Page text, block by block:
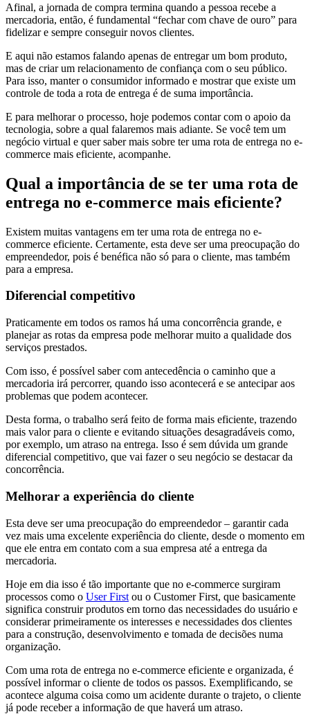
Afinal, a jornada de compra termina quando a pessoa recebe a
mercadoria, então, é fundamental “fechar com chave de ouro” para
fidelizar e sempre conseguir novos clientes.
E aqui não estamos falando apenas de entregar um bom produto,
mas de criar um relacionamento de confiança com o seu público.
Para isso, manter o consumidor informado e mostrar que existe um
controle de toda a rota de entrega é de suma importância.
E para melhorar o processo, hoje podemos contar com o apoio da
tecnologia, sobre a qual falaremos mais adiante. Se você tem um
negócio virtual e quer saber mais sobre ter uma rota de entrega no e-
commerce mais eficiente, acompanhe.
Qual a importância de se ter uma rota de
entrega no e-commerce mais eficiente?
Existem muitas vantagens em ter uma rota de entrega no e-
commerce eficiente. Certamente, esta deve ser uma preocupação do
empreendedor, pois é benéfica não só para o cliente, mas também
para a empresa.
Diferencial competitivo
Praticamente em todos os ramos há uma concorrência grande, e
planejar as rotas da empresa pode melhorar muito a qualidade dos
serviços prestados.
Com isso, é possível saber com antecedência o caminho que a
mercadoria irá percorrer, quando isso acontecerá e se antecipar aos
problemas que podem acontecer.
Desta forma, o trabalho será feito de forma mais eficiente, trazendo
mais valor para o cliente e evitando situações desagradáveis como,
por exemplo, um atraso na entrega. Isso é sem dúvida um grande
diferencial competitivo, que vai fazer o seu negócio se destacar da
concorrência.
Melhorar a experiência do cliente
Esta deve ser uma preocupação do empreendedor – garantir cada
vez mais uma excelente experiência do cliente, desde o momento em
que ele entra em contato com a sua empresa até a entrega da
mercadoria.
Hoje em dia isso é tão importante que no e-commerce surgiram
processos como o User First ou o Customer First, que basicamente
significa construir produtos em torno das necessidades do usuário e
considerar primeiramente os interesses e necessidades dos clientes
para a construção, desenvolvimento e tomada de decisões numa
organização.
Com uma rota de entrega no e-commerce eficiente e organizada, é
possível informar o cliente de todos os passos. Exemplificando, se
acontece alguma coisa como um acidente durante o trajeto, o cliente
já pode receber a informação de que haverá um atraso.